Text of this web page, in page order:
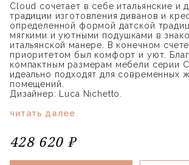
Cloud сочетает в себе итальянские и
традиции изготовления диванов и
определенной формой датской
мягкими и уютными подушками в
итальянской манере. В конечном
приоритетом был комфорт и уют.
компактным размерам мебели серии
идеально подходят для современных
помещений.
Дизайнер: Luca Nichetto.
читать далее
428 620 ₽